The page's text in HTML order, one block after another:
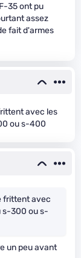
35 ont pu
assez
fait d'armes
avec les
ou s-400
frittent avec
s-300 ou s-
un peu avant